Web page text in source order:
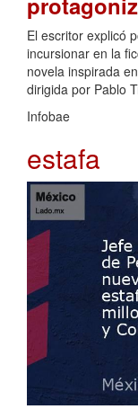
El escritor explicó
incursionar en la
novela inspirada
dirigida por Pablo
Infobae
estafa